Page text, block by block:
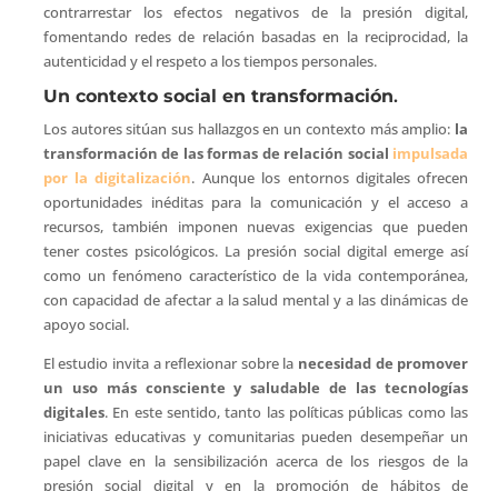
contrarrestar los efectos negativos de la presión digital,
fomentando redes de relación basadas en la reciprocidad, la
autenticidad y el respeto a los tiempos personales.
Un contexto social en transformación.
Los autores sitúan sus hallazgos en un contexto más amplio: la
transformación de las formas de relación social impulsada
por la digitalización. Aunque los entornos digitales ofrecen
oportunidades inéditas para la comunicación y el acceso a
recursos, también imponen nuevas exigencias que pueden
tener costes psicológicos. La presión social digital emerge así
como un fenómeno característico de la vida contemporánea,
con capacidad de afectar a la salud mental y a las dinámicas de
apoyo social.
El estudio invita a reflexionar sobre la necesidad de promover
un uso más consciente y saludable de las tecnologías
digitales. En este sentido, tanto las políticas públicas como las
iniciativas educativas y comunitarias pueden desempeñar un
papel clave en la sensibilización acerca de los riesgos de la
presión social digital y en la promoción de hábitos de